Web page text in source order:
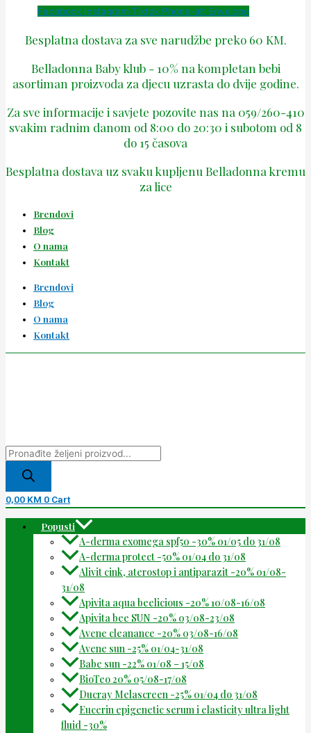
Facebook Instagram Tiktok Phone-alt Envelope
Besplatna dostava za sve narudžbe preko 60 KM.
Belladonna Baby klub - 10% na kompletan bebi
asortiman proizvoda za djecu uzrasta do dvije godine.
Za sve informacije i savjete pozovite nas na 059/260-410
svakim radnim danom od 8:00 do 20:30 i subotom od 8
do 15 časova
Besplatna dostava uz svaku kupljenu Belladonna kremu
za lice
Brendovi
Blog
O nama
Kontakt
Brendovi
Blog
O nama
Kontakt
0,00 KM 0 Cart
Popusti
A-derma exomega spf50 -30% 01/05 do 31/08
A-derma protect -50% 01/04 do 31/08
Alivit cink, aterostop i antiparazit -20% 01/08-
31/08
Apivita aqua beelicious -20% 10/08-16/08
Apivita bee SUN -20% 03/08-23/08
Avene cleanance -20% 03/08-16/08
Avene sun -25% 01/04-31/08
Babe sun -22% 01/08 – 15/08
BioTeo 20% 05/08-17/08
Ducray Melascreen -25% 01/04 do 31/08
Eucerin epigenetic serum i elasticity ultra light
fluid -30%